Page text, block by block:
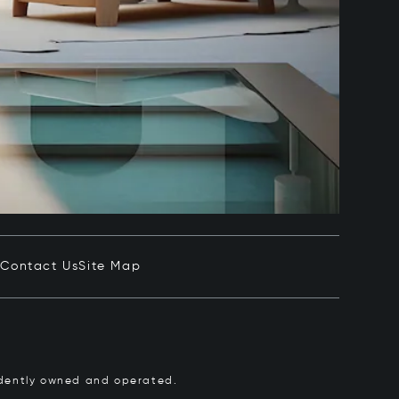
Contact UsSite Map
owned and operated.